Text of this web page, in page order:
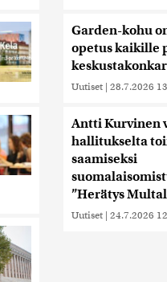
Garden-kohu
opetus kaikille
Uutiset | 28.7.2026
Antti Kurvinen
hallitukselta
saamiseksi
”Herätys
Uutiset | 24.7.2026